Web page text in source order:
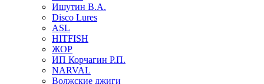
Ишутин В.А.
Disco Lures
ASL
HITFISH
ЖОР
ИП Корчагин Р.П.
NARVAL
Волжские джиги